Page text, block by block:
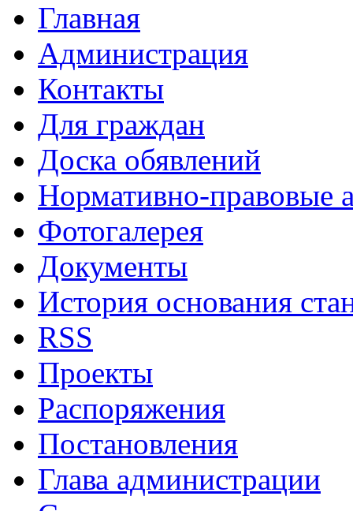
Главная
Администрация
Контакты
Для граждан
Доска обявлений
Нормативно-правовые
Фотогалерея
Документы
История основания
RSS
Проекты
Распоряжения
Постановления
Глава администрации